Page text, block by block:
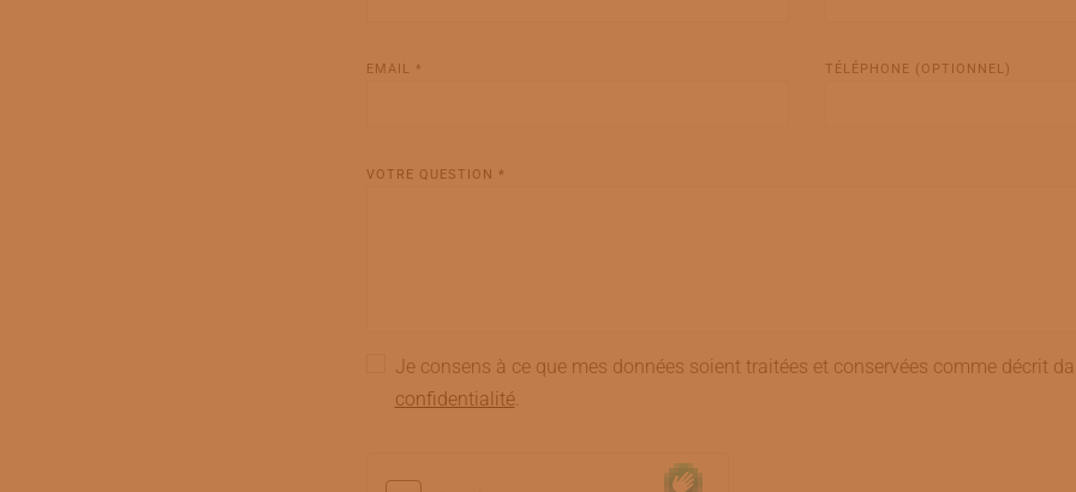
EMAIL * TÉLÉPHONE (OPTIONNEL)
VOTRE QUESTION *
Je consens à ce que mes données soient traitées et conservées comme décrit
confidentialité.